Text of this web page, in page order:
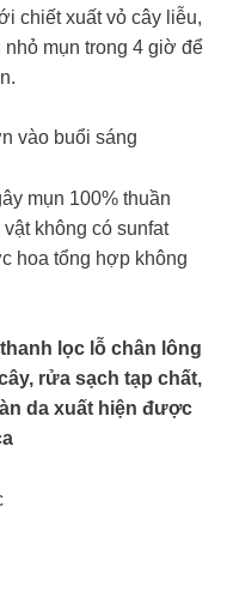
chiết xuất vỏ cây liễu,
mụn trong 4 giờ để
vào buổi sáng
mụn 100% thuần
không có sunfat
hoa tổng hợp không
lọc lỗ chân lông
rửa sạch tạp chất,
da xuất hiện được